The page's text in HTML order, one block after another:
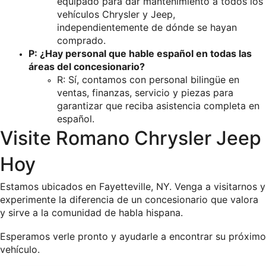
vehículos Chrysler y Jeep,
independientemente de dónde se hayan
comprado.
P: ¿Hay personal que hable español en todas las
áreas del concesionario?
R: Sí, contamos con personal bilingüe en
ventas, finanzas, servicio y piezas para
garantizar que reciba asistencia completa en
español.
Visite Romano Chrysler Jeep
Hoy
Estamos ubicados en Fayetteville, NY. Venga a visitarnos y
experimente la diferencia de un concesionario que valora
y sirve a la comunidad de habla hispana.
Esperamos verle pronto y ayudarle a encontrar su próximo
vehículo.